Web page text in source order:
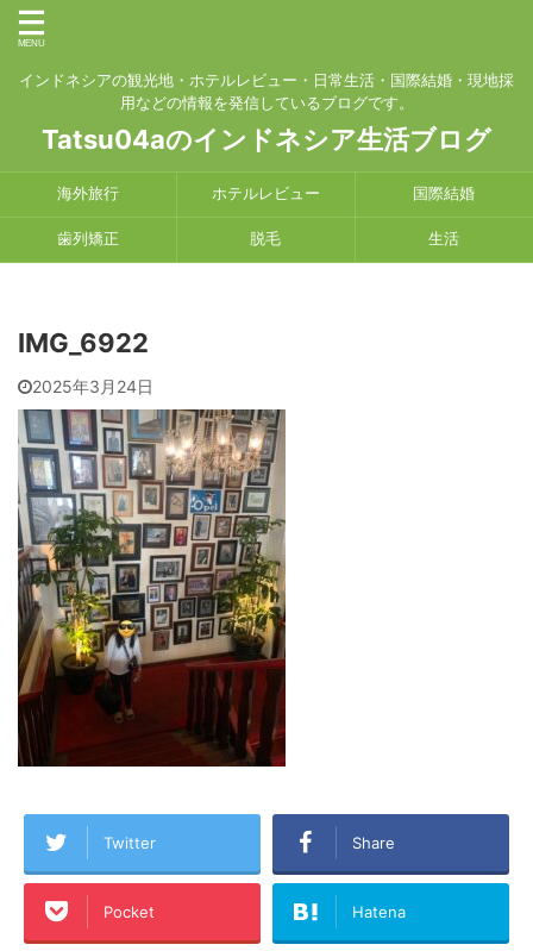
インドネシアの観光地・ホテルレビュー・日常生活・国際結婚・現地採
用などの情報を発信しているブログです。
Tatsu04aのインドネシア生活ブログ
海外旅行 ホテルレビュー 国際結婚
歯列矯正 脱毛 生活
IMG_6922
2025年3月24日
Twitter Share
Pocket Hatena